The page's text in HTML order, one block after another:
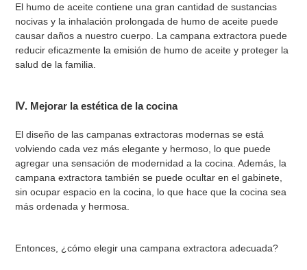
El humo de aceite contiene una gran cantidad de sustancias
nocivas y la inhalación prolongada de humo de aceite puede
causar daños a nuestro cuerpo. La campana extractora puede
reducir eficazmente la emisión de humo de aceite y proteger la
salud de la familia.
Ⅳ. Mejorar la estética de la cocina
El diseño de las campanas extractoras modernas se está
volviendo cada vez más elegante y hermoso, lo que puede
agregar una sensación de modernidad a la cocina. Además, la
campana extractora también se puede ocultar en el gabinete,
sin ocupar espacio en la cocina, lo que hace que la cocina sea
más ordenada y hermosa.
Entonces, ¿cómo elegir una campana extractora adecuada?